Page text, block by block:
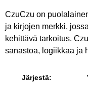
CzuCzu on
ja kirjojen merkki,
kehittävä tarkoitus.
sanastoa, logiikkaa ja
Järjestä: